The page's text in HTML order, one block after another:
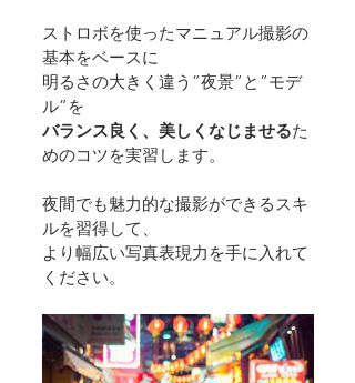
ストロボを使ったマニュアル撮影の
基本をベースに
明るさの大きく違う”夜景”と”モデ
ル”を
バランス良く、美しくなじませるた
めのコツを実習します。
夜間でも魅力的な撮影ができるスキ
ルを習得して、
より幅広い写真表現力を手に入れて
ください。